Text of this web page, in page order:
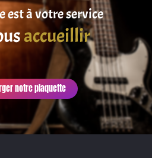
est à votre service
accueillir
notre plaquette